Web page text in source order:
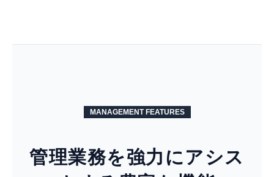
MANAGEMENT FEATURES
管理業務を強力にアシス